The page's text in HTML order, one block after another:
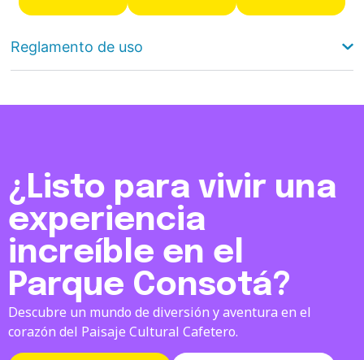
Reglamento de uso
¿Listo para vivir una
experiencia
increíble en el
Parque Consotá?
Descubre un mundo de diversión y aventura en el
corazón del Paisaje Cultural Cafetero.